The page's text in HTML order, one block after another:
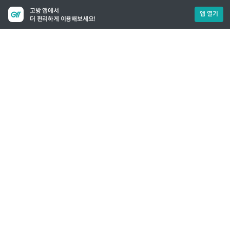
고방 앱에서
더 편리하게 이용해보세요!
앱 열기